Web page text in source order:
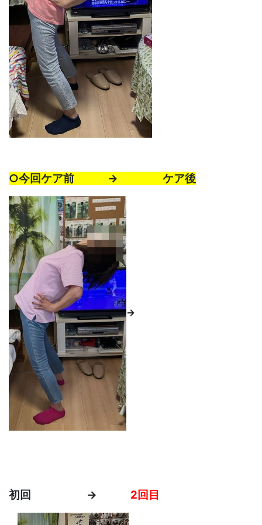
○今回ケア前 → ケア後
→
初回 → 2回目